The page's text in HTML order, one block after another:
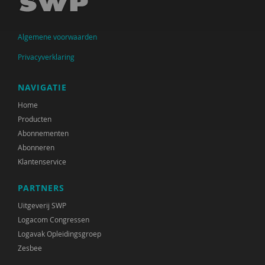
Sander van Arum
Amma Asante
Diverse auteurs
Ine Avontuur
Herman Baartman
Paul Baeten
Hilde Bakker
Dick Barelds
Cora Bartelink
Fiet van Beek
Algemene voorwaarden
Privacyverklaring
NAVIGATIE
Home
Producten
Abonnementen
Abonneren
Klantenservice
PARTNERS
Uitgeverij SWP
Logacom Congressen
Logavak Opleidingsgroep
Zesbee